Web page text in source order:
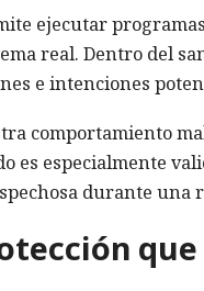
ejecutar
real. Dentro del
e intenciones
comportamiento
es especialmente
durante una